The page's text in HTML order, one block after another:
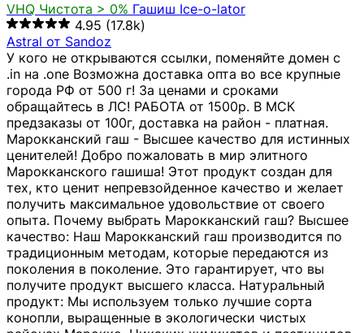
VHQ Чистота > 0% Гашиш Ice-o-lator
4.95 (17.8k)
Astral от Sandoz
У кого не открываются ссылки, поменяйте домен с
.in на .one Возможна доставка опта во все крупные
города РФ от 500 г! За ценами и сроками
обращайтесь в ЛС! РАБОТА от 1500р. В МСК
предзаказы от 100г, доставка на район - платная.
Марокканский гаш - Высшее качество для истинных
ценителей! Добро пожаловать в мир элитного
Марокканского гашиша! Этот продукт создан для
тех, кто ценит непревзойденное качество и желает
получить максимальное удовольствие от своего
опыта. Почему выбрать Марокканский гаш? Высшее
качество: Наш Марокканский гаш производится по
традиционным методам, которые передаются из
поколения в поколение. Это гарантирует, что вы
получите продукт высшего класса. Натуральный
продукт: Мы используем только лучшие сорта
конопли, выращенные в экологически чистых